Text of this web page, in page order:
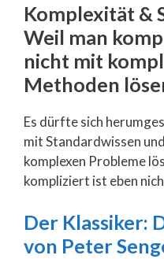
Komplexität &
Weil man
nicht mit
Methoden
Es dürfte sich
mit Standardwissen
komplexen Probleme
kompliziert ist eben
Der Klassiker:
von Peter